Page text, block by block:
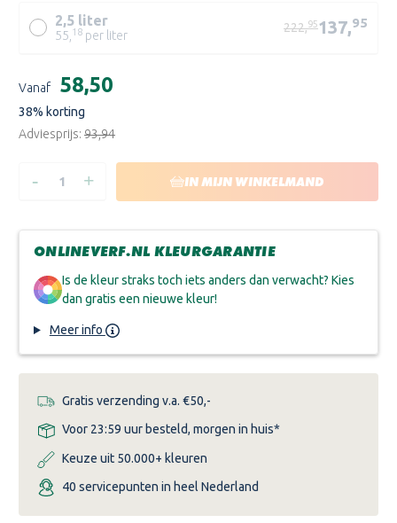
2,5 liter
55, 18per liter
222,95137,95
ZN
voorraad:
Vanaf €58,50
38% korting
Adviesprijs: €93,94
HOEVEELHEID
SIGMETAL
3IN1
- HOEVEELHEID
SIGMETAL
3IN1
+ IN MIJN WINKELMAND
ONLINEVERF.NL KLEURGARANTIE
Is de kleur straks toch iets anders dan verwacht? Kies
dan gratis een nieuwe kleur!
Meer info
Gratis verzending v.a. €50,-
Voor 23:59 uur besteld, morgen in huis*
Keuze uit 50.000+ kleuren
40 servicepunten in heel Nederland